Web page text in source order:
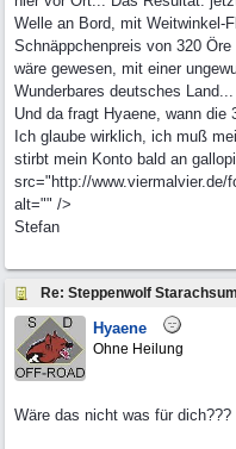
Welle an Bord, mit Weitwinkel-
Schnäppchenpreis von 320
wäre gewesen, mit einer
Wunderbares deutsches Land...
Und da fragt Hyaene, wann die
Ich glaube wirklich, ich muß
stirbt mein Konto bald an
src="http://www.viermalvier.de/
alt="" />
Stefan
Re: Steppenwolf
Hyaene
Ohne Heilung
Wäre das nicht was für dich???